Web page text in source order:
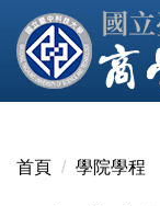
到
主
區
首頁 學院學程